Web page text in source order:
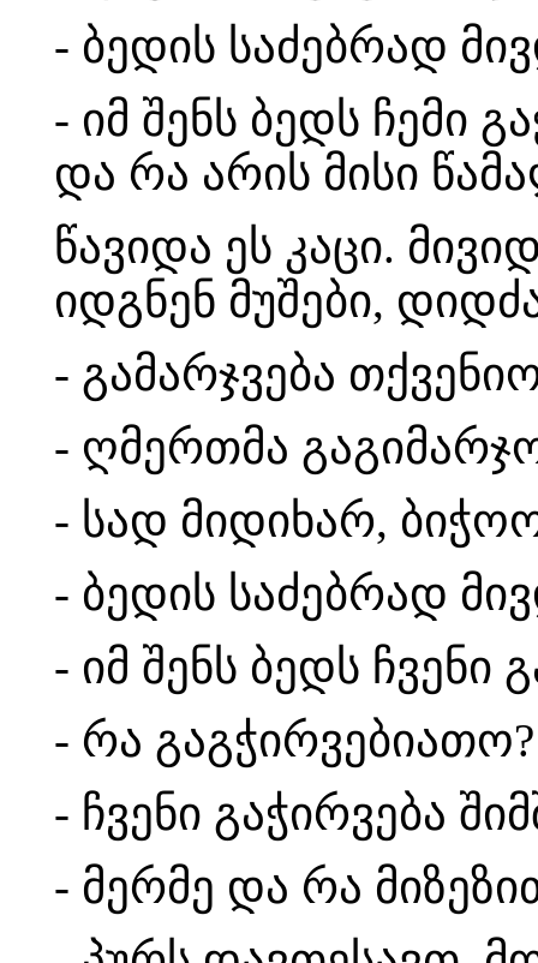
- ბედის საძებრად
- იმ შენს ბედს ჩემი
და რა არის მისი
წავიდა ეს კაცი.
იდგნენ მუშები,
- გამარჯვება
- ღმერთმა
- სად მიდიხარ,
- ბედის საძებრად
- იმ შენს ბედს ჩვენი
- რა გაგჭირვებიათო?
- ჩვენი გაჭირვება
- მერმე და რა